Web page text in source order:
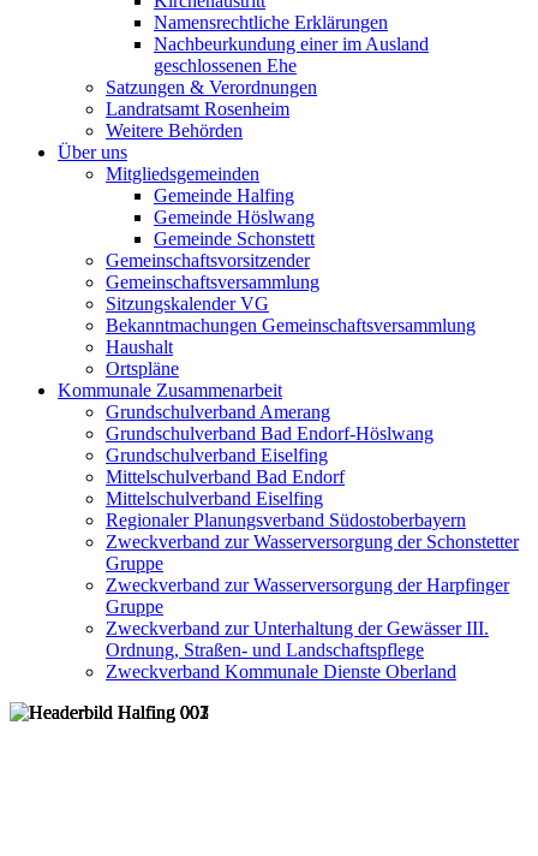
Namensrechtliche Erklärungen
Nachbeurkundung einer im Ausland
geschlossenen Ehe
Satzungen & Verordnungen
Landratsamt Rosenheim
Weitere Behörden
Über uns
Mitgliedsgemeinden
Gemeinde Halfing
Gemeinde Höslwang
Gemeinde Schonstett
Gemeinschaftsvorsitzender
Gemeinschaftsversammlung
Sitzungskalender VG
Bekanntmachungen Gemeinschaftsversammlung
Haushalt
Ortspläne
Kommunale Zusammenarbeit
Grundschulverband Amerang
Grundschulverband Bad Endorf-Höslwang
Grundschulverband Eiselfing
Mittelschulverband Bad Endorf
Mittelschulverband Eiselfing
Regionaler Planungsverband Südostoberbayern
Zweckverband zur Wasserversorgung der Schonstetter
Gruppe
Zweckverband zur Wasserversorgung der Harpfinger
Gruppe
Zweckverband zur Unterhaltung der Gewässer III.
Ordnung, Straßen- und Landschaftspflege
Zweckverband Kommunale Dienste Oberland